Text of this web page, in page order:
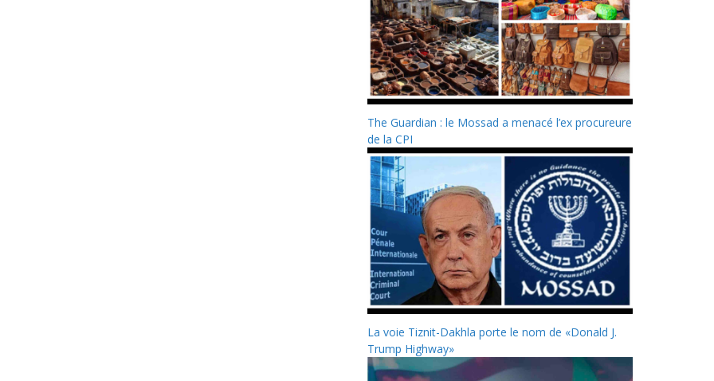
The Guardian : le Mossad a menacé l’ex procureure
de la CPI
La voie Tiznit-Dakhla porte le nom de «Donald J.
Trump Highway»